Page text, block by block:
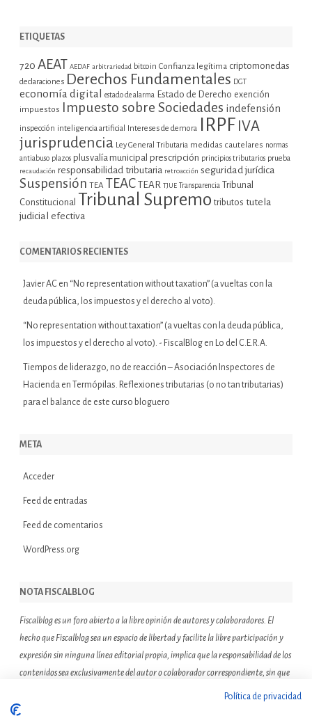
ETIQUETAS
720 AEAT AEDAF arbitrariedad bitcoin Confianza legítima criptomonedas
declaraciones Derechos Fundamentales DGT
economía digital estado de alarma Estado de Derecho exención
impuestos Impuesto sobre Sociedades indefensión
inspección inteligencia artificial Intereses de demora IRPF IVA
jurisprudencia Ley General Tributaria medidas cautelares normas
antiabuso plazos plusvalía municipal prescripción principios tributarios prueba
recaudación responsabilidad tributaria retroacción seguridad jurídica
Suspensión TEA TEAC TEAR TJUE Transparencia Tribunal
Constitucional Tribunal Supremo tributos tutela
judicial efectiva
COMENTARIOS RECIENTES
Javier AC en “No representation without taxation” (a vueltas con la
deuda pública, los impuestos y el derecho al voto).
“No representation without taxation” (a vueltas con la deuda pública,
los impuestos y el derecho al voto). - FiscalBlog en Lo del C.E.R.A.
Tiempos de liderazgo, no de reacción – Asociación Inspectores de
Hacienda en
Termópilas. Reflexiones tributarias (o no tan tributarias)
para el balance de este curso bloguero
META
Acceder
Feed de entradas
Feed de comentarios
WordPress.org
NOTA FISCALBLOG
Fiscalblog es un foro abierto a la libre opinión de autores y colaboradores. El
hecho que Fiscalblog sea un espacio de libertad y facilite la libre participación y
expresión sin ninguna línea editorial propia, implica que la responsabilidad de los
contenidos sea exclusivamente del autor o colaborador correspondiente, sin que
ello suponga que el resto de miembros de la comunidad de Fiscalblog asuman o
compartan las reflexiones u opiniones expresadas.
Política de privacidad